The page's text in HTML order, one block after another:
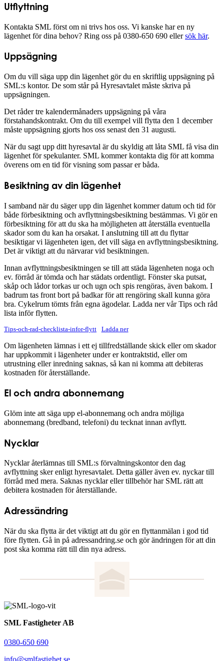
Utflyttning
Kontakta SML först om ni trivs hos oss. Vi kanske har en ny
lägenhet för dina behov? Ring oss på 0380-650 690 ellersök här.
Uppsägning
Om du vill säga upp din lägenhet gör du en skriftlig uppsägning på
SML:s kontor. De som står på Hyresavtalet måste skriva på
uppsägningen.
Det råder tre kalendermånaders uppsägning på våra
förstahandskontrakt. Om du till exempel vill flytta den 1 december
måste uppsägning gjorts hos oss senast den 31 augusti.
När du sagt upp ditt hyresavtal är du skyldig att låta SML få visa din
lägenhet för spekulanter. SML kommer kontakta dig för att komma
överens om en tid för visning som passar er båda.
Besiktning av din lägenhet
I samband när du säger upp din lägenhet kommer datum och tid för
både förbesiktning och avflyttningsbesiktning bestämmas. Vi gör en
förbesiktning för att du ska ha möjligheten att återställa eventuella
skador som du kan ha orsakat. I anslutning till att du flyttar
besiktigar vi lägenheten igen, det vill säga en avflyttningsbesiktning.
Det är viktigt att du närvarar vid besiktningen.
Innan avflyttningsbesiktningen se till att städa lägenheten noga och
ev. förråd är tömda och har städats ordentligt. Fönster ska putsat,
skåp och lådor torkas ur och ugn och spis rengöras, även bakom. I
badrum tas front bort på badkar för att rengöring skall kunna göra
bra. Cykelrum tömts från egna ägodelar. Ladda ner vår Tips och råd
lista inför flytten.
Tips-och-rad-checklista-infor-flytt Ladda ner
Om lägenheten lämnas i ett ej tillfredställande skick eller om skador
har uppkommit i lägenheter under er kontraktstid, eller om
utrustning eller inredning saknas, så kan ni komma att debiteras
kostnaden för återställande.
El och andra abonnemang
Glöm inte att säga upp el-abonnemang och andra möjliga
abonnemang (bredband, telefoni) du tecknat innan avflytt.
Nycklar
Nycklar återlämnas till SML:s förvaltningskontor den dag
avflyttning sker enligt hyresavtalet. Detta gäller även ev. nyckar till
förråd med mera. Saknas nycklar eller tillbehör har SML rätt att
debitera kostnaden för återställande.
Adressändring
När du ska flytta är det viktigt att du gör en flyttanmälan i god tid
före flytten. Gå in på adressandring.se och gör ändringen för att din
post ska komma rätt till din nya adress.
SML Fastigheter AB
0380-650 690